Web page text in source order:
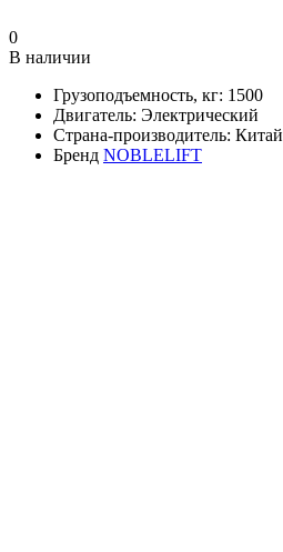
0
В наличии
Грузоподъемность, кг: 1500
Двигатель: Электрический
Страна-производитель: Китай
Бренд NOBLELIFT